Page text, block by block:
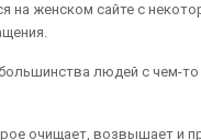
на женском сайте с
людей с чем-
очищает, возвышает и